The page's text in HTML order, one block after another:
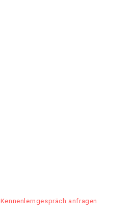
Kennenlerngespräch anfragen